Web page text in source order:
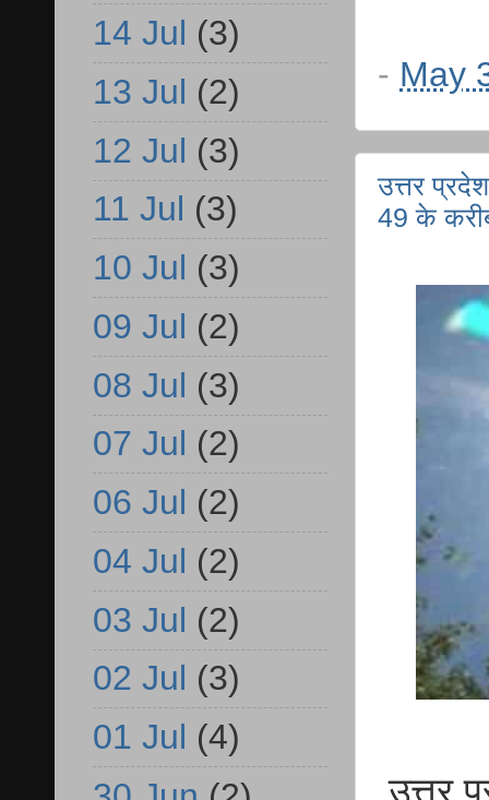
- May
उत्तर
49 के
उत्तर
14 Jul (3)
13 Jul (2)
12 Jul (3)
11 Jul (3)
10 Jul (3)
09 Jul (2)
08 Jul (3)
07 Jul (2)
06 Jul (2)
04 Jul (2)
03 Jul (2)
02 Jul (3)
01 Jul (4)